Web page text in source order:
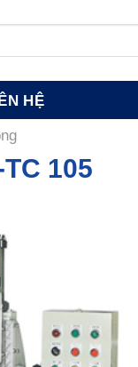
HỆ
105